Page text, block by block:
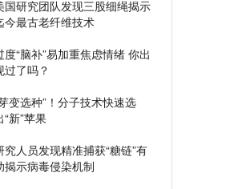
国研究团队发现三股细绳揭示
今最古老纤维技术
度“脑补”易加重焦虑情绪 你出
过了吗？
变选种”！分子技术快速选
“新”苹果
究人员发现精准捕获“糖链”有
揭示病毒侵染机制